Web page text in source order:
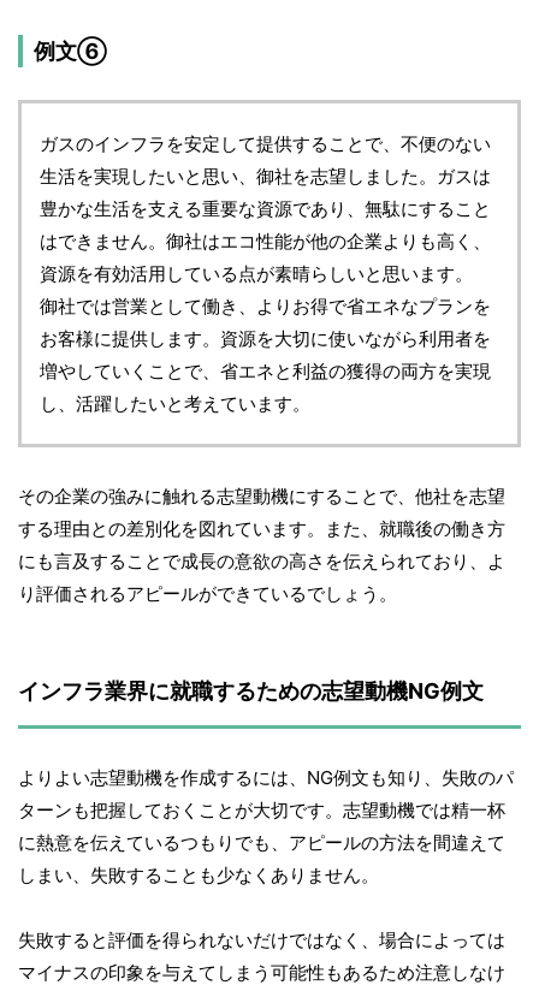
例文⑥
ガスのインフラを安定して提供することで、不便のない
生活を実現したいと思い、御社を志望しました。ガスは
豊かな生活を支える重要な資源であり、無駄にすること
はできません。御社はエコ性能が他の企業よりも高く、
資源を有効活用している点が素晴らしいと思います。
御社では営業として働き、よりお得で省エネなプランを
お客様に提供します。資源を大切に使いながら利用者を
増やしていくことで、省エネと利益の獲得の両方を実現
し、活躍したいと考えています。
その企業の強みに触れる志望動機にすることで、他社を志望
する理由との差別化を図れています。また、就職後の働き方
にも言及することで成長の意欲の高さを伝えられており、よ
り評価されるアピールができているでしょう。
インフラ業界に就職するための志望動機NG例文
よりよい志望動機を作成するには、NG例文も知り、失敗のパ
ターンも把握しておくことが大切です。志望動機では精一杯
に熱意を伝えているつもりでも、アピールの方法を間違えて
しまい、失敗することも少なくありません。
失敗すると評価を得られないだけではなく、場合によっては
マイナスの印象を与えてしまう可能性もあるため注意しなけ